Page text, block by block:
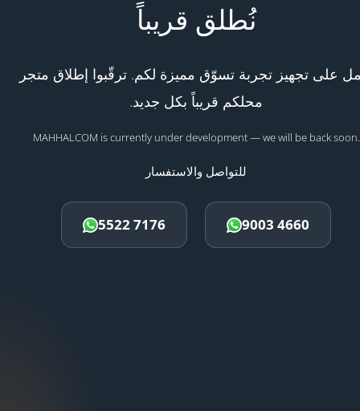
نُطلق قريباً
على تجهيز تجربة تسوّق مميزة لكم. ترقّبوا إطلاق متجر
محلكم قريباً بكل جديد.
MAHHALCOM is currently under development — we will be back soon.
للتواصل والاستفسار
5522 7176 9003 4660